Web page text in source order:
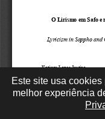
Este site usa
melhor experiência